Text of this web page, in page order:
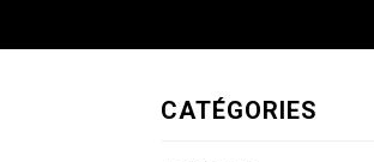
CATÉGORIES